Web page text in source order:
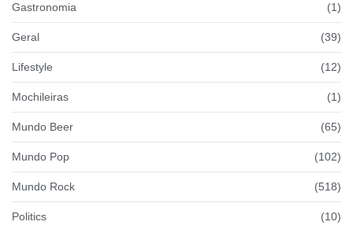
Gastronomia (1)
Geral (39)
Lifestyle (12)
Mochileiras (1)
Mundo Beer (65)
Mundo Pop (102)
Mundo Rock (518)
Politics (10)